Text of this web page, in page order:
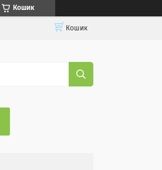
Кошик
Кошик